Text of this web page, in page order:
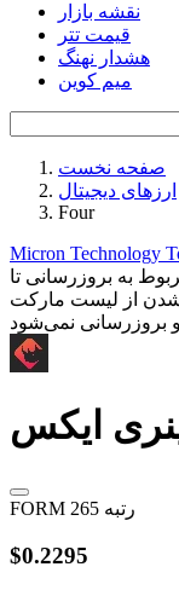
نقشه بازار
قیمت تتر
هشدار نهنگ
میم کوین
صفحه نخست
ارزهای دیجیتال
Four
Micron Technology
به بروزرسانی تا
شدن از لیست مارکت
ایکس
FORM رتبه 265
$0.2295